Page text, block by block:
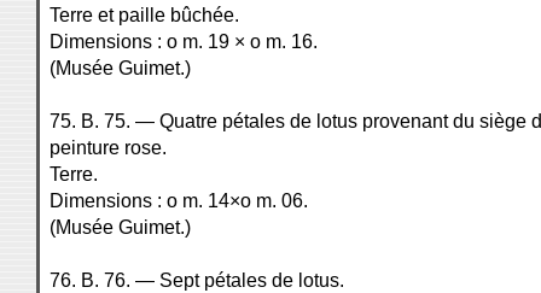
Terre et paille bûchée.
Dimensions : o m. 19 × o m. 16.
(Musée Guimet.)
75. B. 75. — Quatre pétales de lotus provenant du siège
peinture rose.
Terre.
Dimensions : o m. 14×o m. 06.
(Musée Guimet.)
76. B. 76. — Sept pétales de lotus.